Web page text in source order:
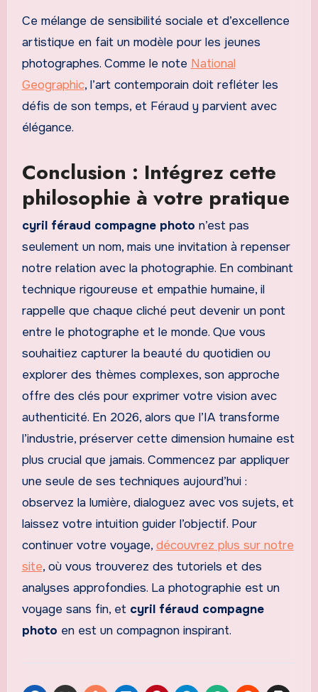
Ce mélange de sensibilité sociale et d’excellence
artistique en fait un modèle pour les jeunes
photographes. Comme le note National
Geographic, l’art contemporain doit refléter les
défis de son temps, et Féraud y parvient avec
élégance.
Conclusion : Intégrez cette
philosophie à votre pratique
cyril féraud compagne photo n’est pas
seulement un nom, mais une invitation à repenser
notre relation avec la photographie. En combinant
technique rigoureuse et empathie humaine, il
rappelle que chaque cliché peut devenir un pont
entre le photographe et le monde. Que vous
souhaitiez capturer la beauté du quotidien ou
explorer des thèmes complexes, son approche
offre des clés pour exprimer votre vision avec
authenticité. En 2026, alors que l’IA transforme
l’industrie, préserver cette dimension humaine est
plus crucial que jamais. Commencez par appliquer
une seule de ses techniques aujourd’hui :
observez la lumière, dialoguez avec vos sujets, et
laissez votre intuition guider l’objectif. Pour
continuer votre voyage, découvrez plus sur notre
site, où vous trouverez des tutoriels et des
analyses approfondies. La photographie est un
voyage sans fin, et cyril féraud compagne
photo en est un compagnon inspirant.